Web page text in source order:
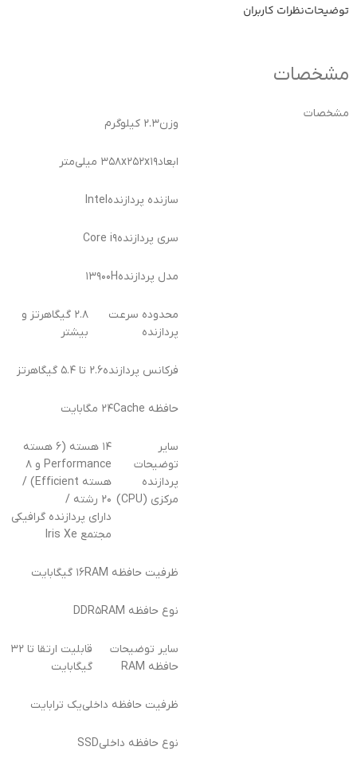
توضیحاتنظرات کاربران
مشخصات
مشخصات
وزن۲.۳ کیلوگرم
ابعاد۳۵۸x۲۵۲x۱۹ میلی‌متر
سازنده پردازندهIntel
سری پردازندهCore i۹
مدل پردازنده۱۳۹۰۰H
محدوده سرعت
پردازنده
۲.۸ گیگاهرتز و
بیشتر
فرکانس پردازنده۲.۶ تا ۵.۴ گیگاهرتز
حافظه Cache ۲۴ مگابایت
سایر
توضیحات
پردازنده
مرکزی (CPU)
۱۴ هسته (۶ هسته
Performance و ۸
هسته Efficient) /
۲۰ رشته /
دارای پردازنده گرافیکی
مجتمع Iris Xe
ظرفیت حافظه RAM ۱۶ گیگابایت
نوع حافظه RAM DDR۵
سایر توضیحات
حافظه RAM
قابلیت ارتقا تا ۳۲
گیگابایت
ظرفیت حافظه داخلییک ترابایت
نوع حافظه داخلیSSD